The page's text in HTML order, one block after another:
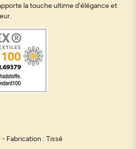
la touche ultime d'élégance et
Fabrication : Tissé